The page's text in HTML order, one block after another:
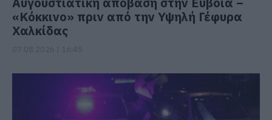
«Κόκκινο» πριν από την Υψηλή Γέφυρα
Χαλκίδας